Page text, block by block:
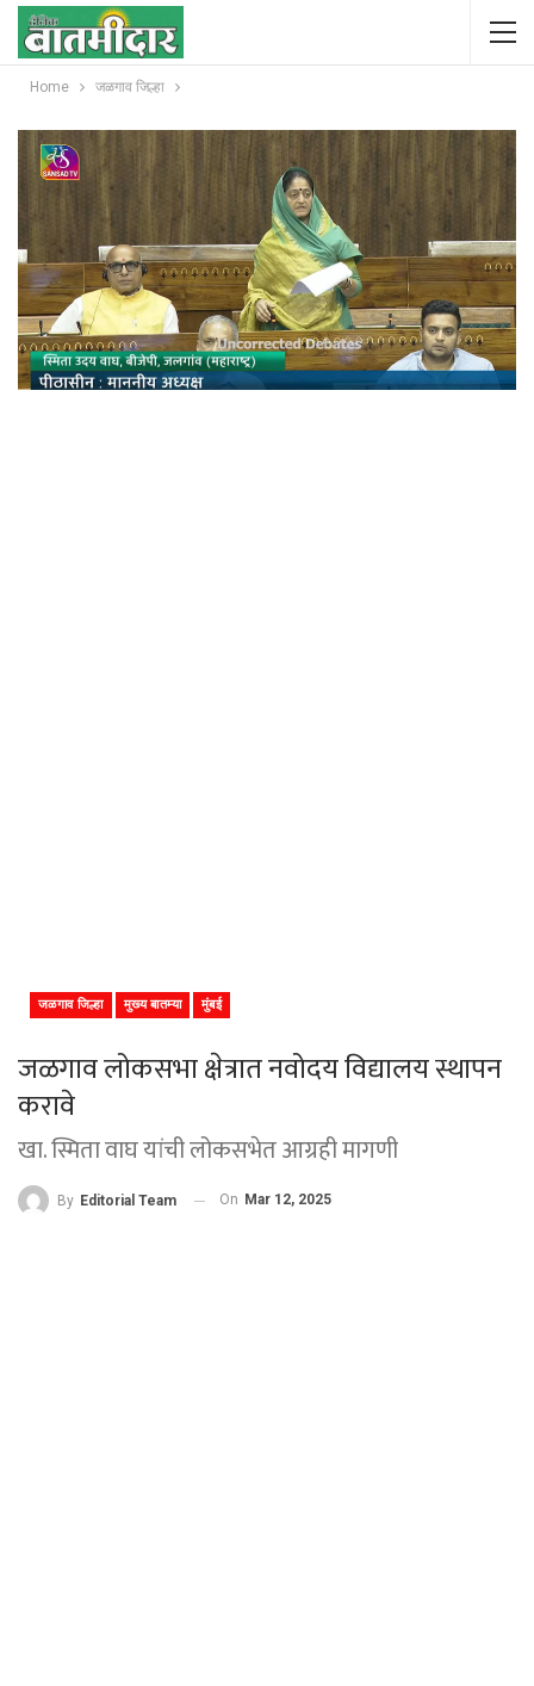
Home जळगाव जिल्हा
जळगाव जिल्हा मुख्य बातम्या मुंबई
जळगाव लोकसभा क्षेत्रात नवोदय विद्यालय स्थापन
करावे
खा. स्मिता वाघ यांची लोकसभेत आग्रही मागणी
By Editorial Team On Mar 12, 2025